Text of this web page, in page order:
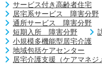
サービス付き高齢者住宅
居宅系サービス 障害分野
通所サービス 障害分野
短期入所 障害分野
小規模多機能型居宅介護
地域包括ケアセンター
居宅介護支援（ケアマネジ